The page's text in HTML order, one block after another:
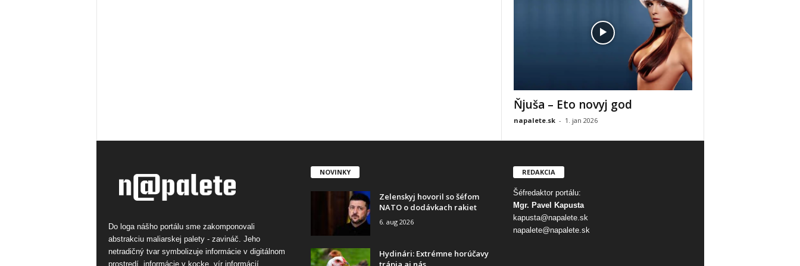
Ňjuša – Eto novyj god
napalete.sk - 1. jan 2026
Do loga nášho portálu sme zakomponovali
abstrakciu maliarskej palety - zavináč. Jeho
netradičný tvar symbolizuje informácie v digitálnom
prostredí, informácie v kocke, vír informácií.
NOVINKY
Zelenskyj hovoril so šéfom
NATO o dodávkach rakiet
6. aug 2026
Hydinári: Extrémne horúčavy
REDAKCIA
Šéfredaktor portálu:
Mgr. Pavel Kapusta
kapusta@napalete.sk
napalete@napalete.sk